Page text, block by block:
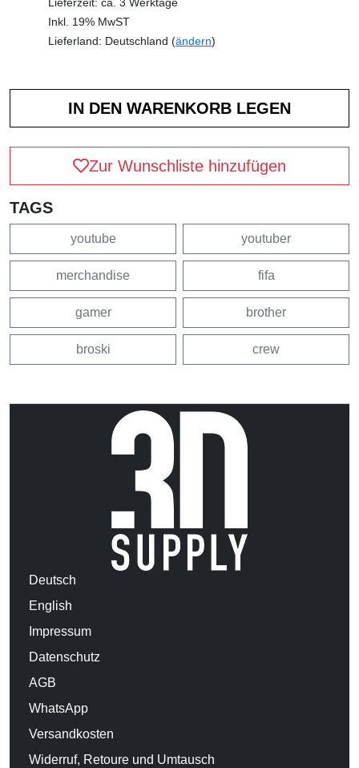
Inkl. 19% MwST
Lieferland: Deutschland (ändern)
Zur Wunschliste hinzufügen
TAGS
youtube youtuber
merchandise fifa
gamer brother
broski crew
Deutsch
English
Impressum
Datenschutz
AGB
WhatsApp
Versandkosten
Widerruf, Retoure und Umtausch